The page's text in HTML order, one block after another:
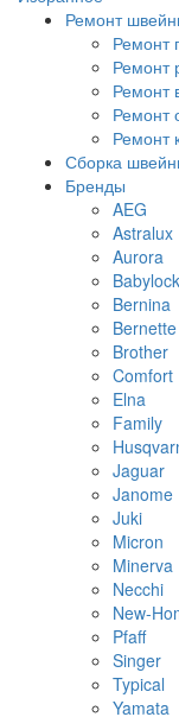
Ремонт
Ремонт
Ремонт
Ремонт
Ремонт
Ремонт
Сборка
Бренды
AEG
Astralux
Aurora
Babylock
Bernina
Bernette
Brother
Comfort
Elna
Family
Jaguar
Janome
Juki
Micron
Minerva
Necchi
New-
Pfaff
Singer
Typical
Yamata